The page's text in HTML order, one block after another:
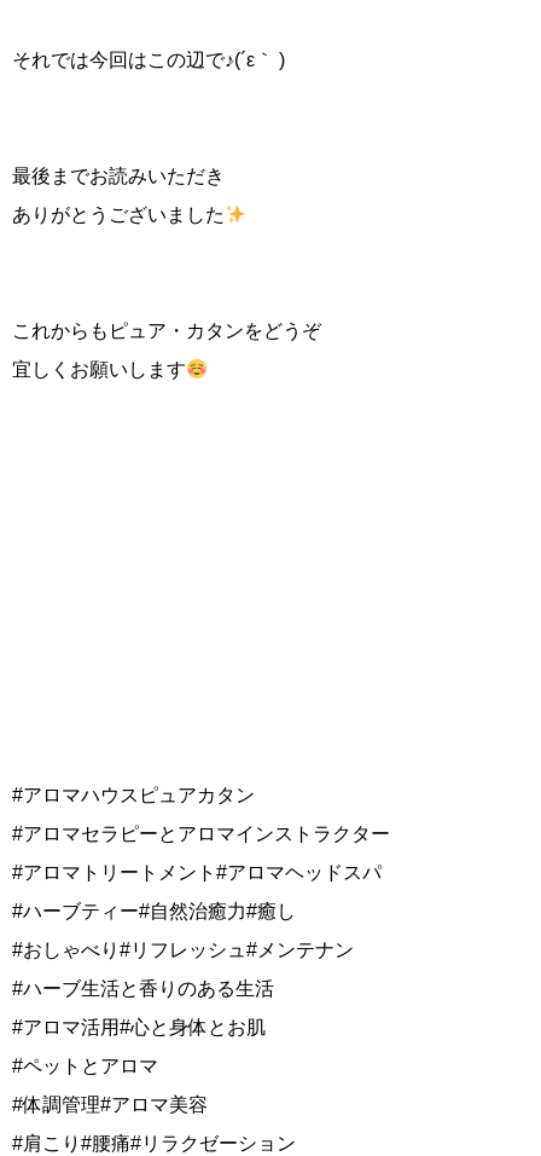
それでは今回はこの辺で♪(´ε｀ )
最後までお読みいただき
ありがとうございました
これからもピュア・カタンをどうぞ
宜しくお願いします
#アロマハウスピュアカタン
#アロマセラピーとアロマインストラクター
#アロマトリートメント#アロマヘッドスパ
#ハーブティー#自然治癒力#癒し
#おしゃべり#リフレッシュ#メンテナン
#ハーブ生活と香りのある生活
#アロマ活用#心と身体とお肌
#ペットとアロマ
#体調管理#アロマ美容
#肩こり#腰痛#リラクゼーション